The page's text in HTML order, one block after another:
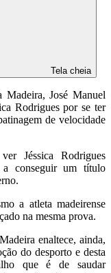
Tela cheia
Madeira, José Manuel
Rodrigues por se ter
de velocidade
Jéssica Rodrigues
a conseguir um título
a atleta madeirense
na mesma prova.
enaltece, ainda,
do desporto e desta
que é de saudar